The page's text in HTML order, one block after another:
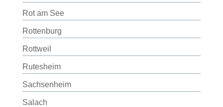
Rot am See
Rottenburg
Rottweil
Rutesheim
Sachsenheim
Salach